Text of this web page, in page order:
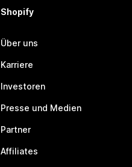
Shopify
Über uns
Karriere
Investoren
Presse und Medien
Partner
Affiliates